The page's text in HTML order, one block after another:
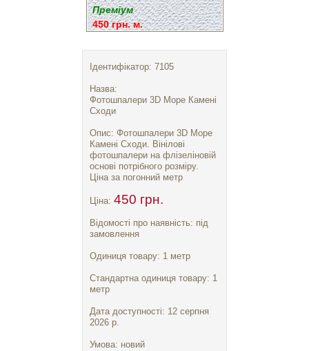
Преміум
450 грн. м.
Ідентифікатор: 7105
Назва:
Фотошпалери 3D Море Камені
Сходи
Опис: Фотошпалери 3D Море
Камені Сходи. Вінілові
фотошпалери на флізеліновій
основі потрібного розміру.
Ціна за погонний метр
Ціна: 450 грн.
Відомості про наявність: під
замовлення
Одиниця товару: 1 метр
Стандартна одиниця товару: 1
метр
Дата доступності: 12 серпня
2026 р.
Умова: новий